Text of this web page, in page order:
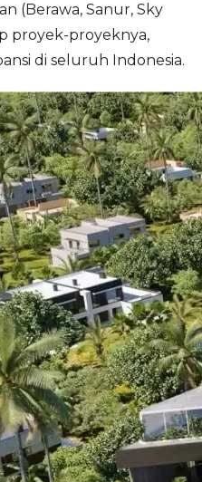
(Berawa, Sanur, Sky
proyek-proyeknya,
di seluruh Indonesia.